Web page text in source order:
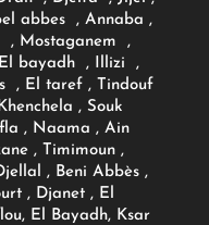
abbes , Annaba ,
, Mostaganem ,
bayadh , Illizi ,
, El taref , Tindouf
, Souk
, Naama , Ain
, Timimoun ,
, Beni Abbès ,
, Djanet , El
El Bayadh, Ksar